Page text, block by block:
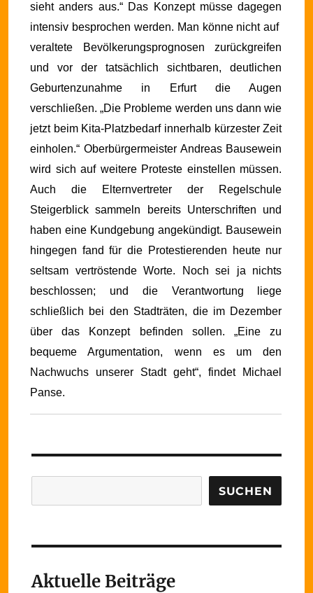
sieht anders aus.“ Das Konzept müsse dagegen
intensiv besprochen werden. Man könne nicht auf
veraltete Bevölkerungsprognosen zurückgreifen
und vor der tatsächlich sichtbaren, deutlichen
Geburtenzunahme in Erfurt die Augen
verschließen. „Die Probleme werden uns dann wie
jetzt beim Kita-Platzbedarf innerhalb kürzester Zeit
einholen.“ Oberbürgermeister Andreas Bausewein
wird sich auf weitere Proteste einstellen müssen.
Auch die Elternvertreter der Regelschule
Steigerblick sammeln bereits Unterschriften und
haben eine Kundgebung angekündigt. Bausewein
hingegen fand für die Protestierenden heute nur
seltsam vertröstende Worte. Noch sei ja nichts
beschlossen; und die Verantwortung liege
schließlich bei den Stadträten, die im Dezember
über das Konzept befinden sollen. „Eine zu
bequeme Argumentation, wenn es um den
Nachwuchs unserer Stadt geht“, findet Michael
Panse.
SUCHEN
Aktuelle Beiträge